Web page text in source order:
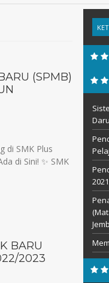
(SPMB)
di SMK Plus
di Sini! ✨ SMK
BARU
2023